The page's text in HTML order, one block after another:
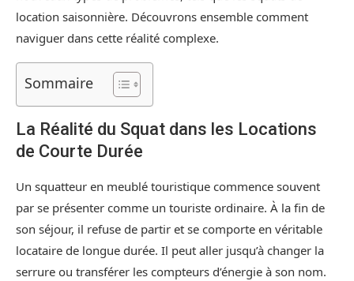
location saisonnière. Découvrons ensemble comment
naviguer dans cette réalité complexe.
Sommaire
La Réalité du Squat dans les Locations
de Courte Durée
Un squatteur en meublé touristique commence souvent
par se présenter comme un touriste ordinaire. À la fin de
son séjour, il refuse de partir et se comporte en véritable
locataire de longue durée. Il peut aller jusqu’à changer la
serrure ou transférer les compteurs d’énergie à son nom.